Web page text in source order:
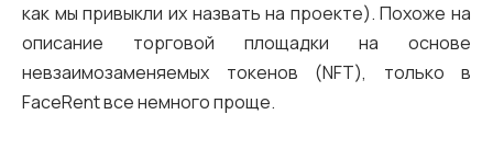
как мы привыкли их назвать на проекте). Похоже на
описание торговой площадки на основе
невзаимозаменяемых токенов (NFT), только в
FaceRent все немного проще.